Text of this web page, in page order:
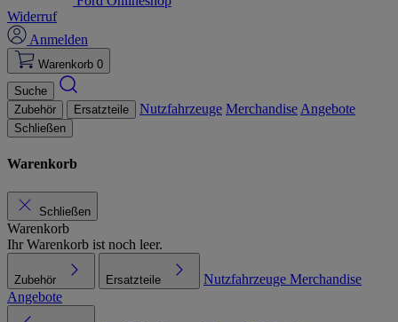
Widerruf
Anmelden
Warenkorb 0
Suche
Zubehör
Ersatzteile Nutzfahrzeuge Merchandise Angebote
Schließen
Warenkorb
Schließen
Warenkorb
Ihr Warenkorb ist noch leer.
Zubehör Ersatzteile Nutzfahrzeuge Merchandise
Angebote